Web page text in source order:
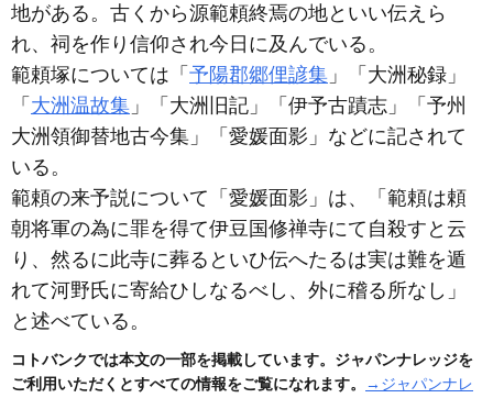
地がある。古くから源範頼終焉の地といい伝えら
れ、祠を作り信仰され今日に及んでいる。
範頼塚については「 予陽郡郷俚諺集 」「大洲秘録」
「 大洲温故集 」「大洲旧記」「伊予古蹟志」「予州
大洲領御替地古今集」「愛媛面影」などに記されて
いる。
範頼の来予説について「愛媛面影」は、「範頼は頼
朝将軍の為に罪を得て伊豆国修禅寺にて自殺すと云
り、然るに此寺に葬るといひ伝へたるは実は難を遁
れて河野氏に寄給ひしなるべし、外に稽る所なし」
と述べている。
コトバンクでは本文の一部を掲載しています。ジャパンナレッジを
ご利用いただくとすべての情報をご覧になれます。
→ジャパンナレ